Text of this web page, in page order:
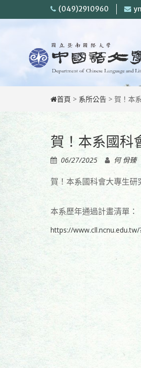
(049)2910960
首頁 > 系所公告 > 賀！本
賀！本系國科
06/27/2025 何 佾臻
賀！本系國科會大專生
本系歷年通過計畫清單：
https://www.cll.ncnu.edu.tw/